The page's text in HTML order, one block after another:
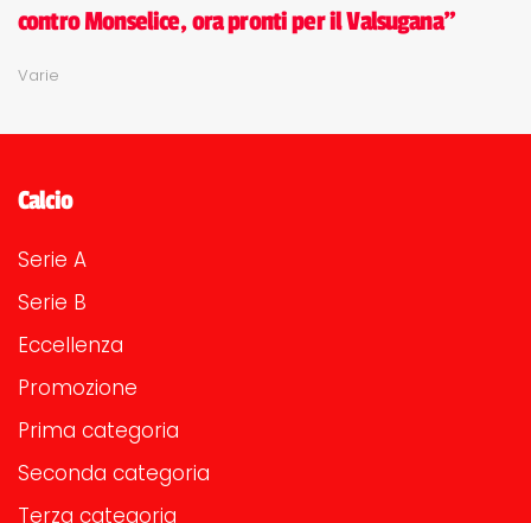
contro Monselice, ora pronti per il Valsugana"
Varie
Calcio
Serie A
Serie B
Eccellenza
Promozione
Prima categoria
Seconda categoria
Terza categoria